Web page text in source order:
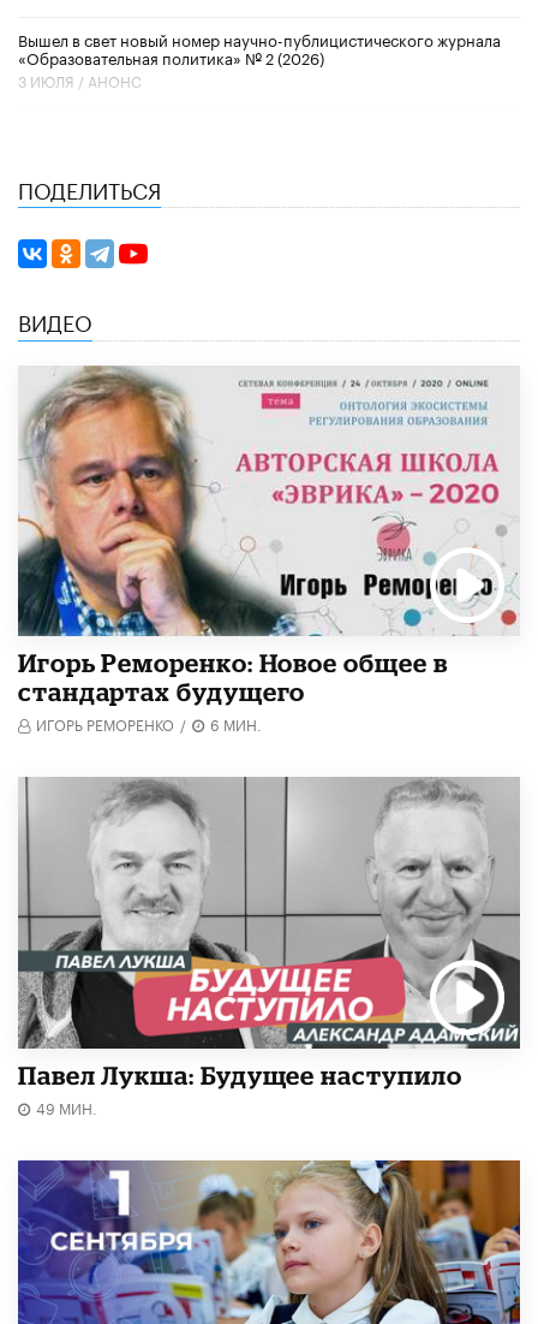
Вышел в свет новый номер научно-публицистического журнала
«Образовательная политика» № 2 (2026)
3 ИЮЛЯ / АНОНС
ПОДЕЛИТЬСЯ
ВИДЕО
Игорь Реморенко: Новое общее в
стандартах будущего
ИГОРЬ РЕМОРЕНКО / 6 МИН.
Павел Лукша: Будущее наступило
49 МИН.